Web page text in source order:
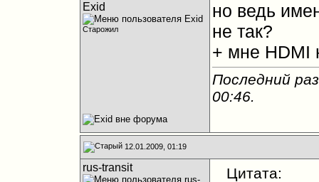
Exid
Старожил
но ведь
не так?
+ мне HDMI
Последний
00:46.
12.01.2009, 01:19
rus-transit Цитата: